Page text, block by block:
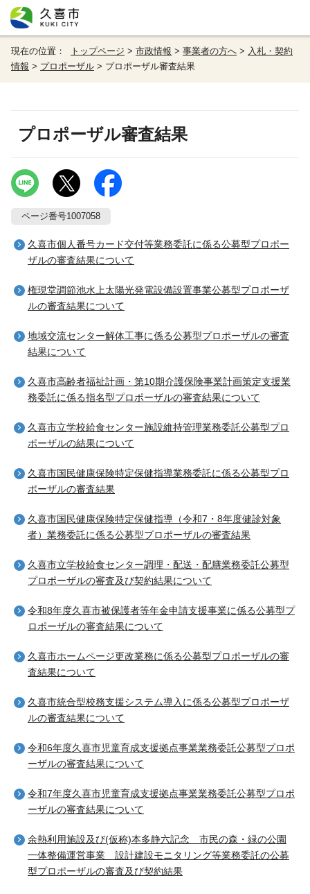
現在の位置： トップページ > 市政情報 > 事業者の方へ > 入札・契約
情報 > プロポーザル > プロポーザル審査結果
プロポーザル審査結果
ページ番号1007058
久喜市個人番号カード交付等業務委託に係る公募型プロポー
ザルの審査結果について
権現堂調節池水上太陽光発電設備設置事業公募型プロポーザ
ルの審査結果について
地域交流センター解体工事に係る公募型プロポーザルの審査
結果について
久喜市高齢者福祉計画・第10期介護保険事業計画策定支援業
務委託に係る指名型プロポーザルの審査結果について
久喜市立学校給食センター施設維持管理業務委託公募型プロ
ポーザルの結果について
久喜市国民健康保険特定保健指導業務委託に係る公募型プロ
ポーザルの審査結果
久喜市国民健康保険特定保健指導（令和7・8年度健診対象
者）業務委託に係る公募型プロポーザルの審査結果
久喜市立学校給食センター調理・配送・配膳業務委託公募型
プロポーザルの審査及び契約結果について
令和8年度久喜市被保護者等年金申請支援事業に係る公募型プ
ロポーザルの審査結果について
久喜市ホームページ更改業務に係る公募型プロポーザルの審
査結果について
久喜市統合型校務支援システム導入に係る公募型プロポーザ
ルの審査結果について
令和6年度久喜市児童育成支援拠点事業業務委託公募型プロポ
ーザルの審査結果について
令和7年度久喜市児童育成支援拠点事業業務委託公募型プロポ
ーザルの審査結果について
余熱利用施設及び(仮称)本多静六記念 市民の森・緑の公園
一体整備運営事業 設計建設モニタリング等業務委託の公募
型プロポーザルの審査及び契約結果